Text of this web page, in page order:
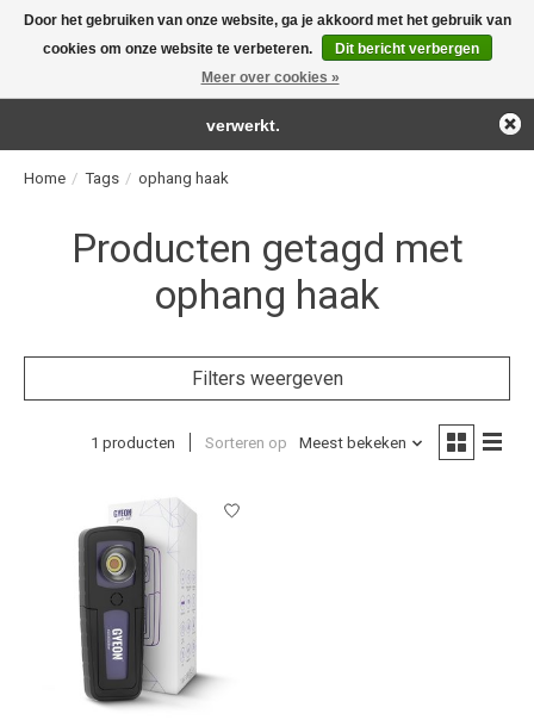
For the real detailing products!
Home / Tags / ophang haak
Producten getagd met
ophang haak
Filters weergeven
1 producten Sorteren op Meest bekeken
Door het gebruiken van onze website, ga je akkoord met het gebruik van
cookies om onze website te verbeteren.
Dit bericht verbergen
Meer over cookies »
← Keer terug naar de backofficeDeze winkel is in aanbouw.
Eventueel geplaatste orders zullen niet worden gehonoreerd of
verwerkt.